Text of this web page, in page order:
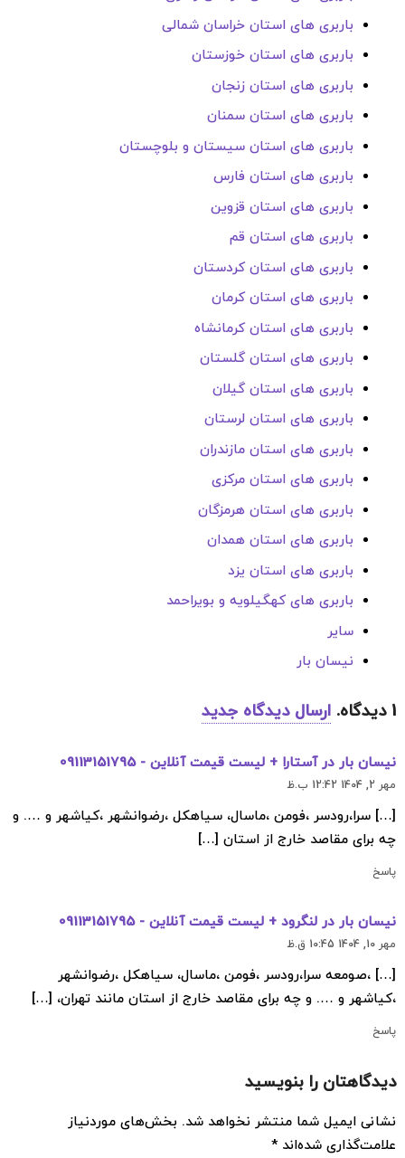
باربری های استان خراسان شمالی
باربری های استان خوزستان
باربری های استان زنجان
باربری های استان سمنان
باربری های استان سیستان و بلوچستان
باربری های استان فارس
باربری های استان قزوین
باربری های استان قم
باربری های استان کردستان
باربری های استان کرمان
باربری های استان کرمانشاه
باربری های استان گلستان
باربری های استان گیلان
باربری های استان لرستان
باربری های استان مازندران
باربری های استان مرکزی
باربری های استان هرمزگان
باربری های استان همدان
باربری های استان یزد
باربری های کهگیلویه و بویراحمد
سایر
نیسان بار
1 دیدگاه. ارسال دیدگاه جدید
نیسان بار در آستارا + لیست قیمت آنلاین - 09113151795
مهر 2, 1404 12:42 ب.ظ
[…] سرا،رودسر ،فومن ،ماسال، سیاهکل ،رضوانشهر ،کیاشهر و …. و
چه برای مقاصد خارج از استان […]
پاسخ
نیسان بار در لنگرود + لیست قیمت آنلاین - 09113151795
مهر 10, 1404 10:45 ق.ظ
[…] ،صومعه سرا،رودسر ،فومن ،ماسال، سیاهکل ،رضوانشهر
،کیاشهر و …. و چه برای مقاصد خارج از استان مانند تهران، […]
پاسخ
دیدگاهتان را بنویسید
نشانی ایمیل شما منتشر نخواهد شد. بخش‌های موردنیاز
علامت‌گذاری شده‌اند*